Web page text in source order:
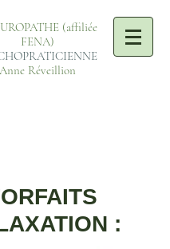
(affiliée
FENA)
Anne Réveillion
: